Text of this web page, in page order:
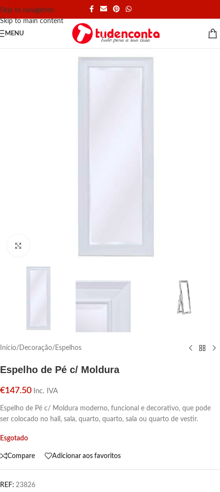
Skip to navigation
Skip to main content
MENU
Início/ Decoração/ Espelhos
Espelho de Pé c/ Moldura
€147.50 Inc. IVA
Espelho de Pé c/ Moldura moderno, funcional e decorativo, que pode
ser colocado no hall, sala, quarto, quarto, sala ou quarto de vestir.
Esgotado
Compare Adicionar aos favoritos
REF: 23826